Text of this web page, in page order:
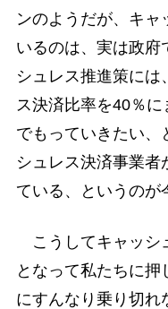
ンのようだが、キャ
いるのは、実は政府
シュレス推進策には
ス決済比率を40％
でもっていきたい、
シュレス決済事業者
ている、というのが
こうしてキャッシ
となって私たちに
にすんなり乗り切れ